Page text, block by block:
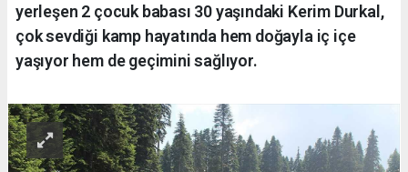
yerleşen 2 çocuk babası 30 yaşındaki Kerim Durkal,
çok sevdiği kamp hayatında hem doğayla iç içe
yaşıyor hem de geçimini sağlıyor.